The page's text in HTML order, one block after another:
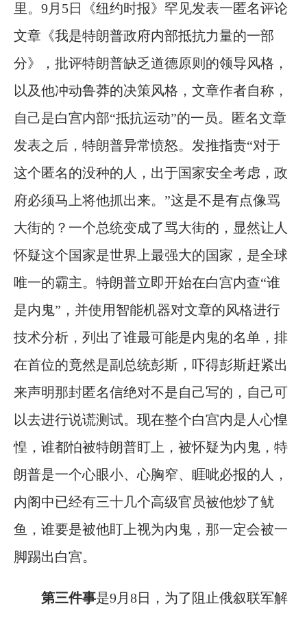
里。9月5日《纽约时报》罕见发表一匿名评论
文章《我是特朗普政府内部抵抗力量的一部
分》，批评特朗普缺乏道德原则的领导风格，
以及他冲动鲁莽的决策风格，文章作者自称，
自己是白宫内部“抵抗运动”的一员。匿名文章
发表之后，特朗普异常愤怒。发推指责“对于
这个匿名的没种的人，出于国家安全考虑，政
府必须马上将他抓出来。”这是不是有点像骂
大街的？一个总统变成了骂大街的，显然让人
怀疑这个国家是世界上最强大的国家，是全球
唯一的霸主。特朗普立即开始在白宫内查“谁
是内鬼”，并使用智能机器对文章的风格进行
技术分析，列出了谁最可能是内鬼的名单，排
在首位的竟然是副总统彭斯，吓得彭斯赶紧出
来声明那封匿名信绝对不是自己写的，自己可
以去进行说谎测试。现在整个白宫内是人心惶
惶，谁都怕被特朗普盯上，被怀疑为内鬼，特
朗普是一个心眼小、心胸窄、睚呲必报的人，
内阁中已经有三十几个高级官员被他炒了鱿
鱼，谁要是被他盯上视为内鬼，那一定会被一
脚踢出白宫。
第三件事是9月8日，为了阻止俄叙联军解